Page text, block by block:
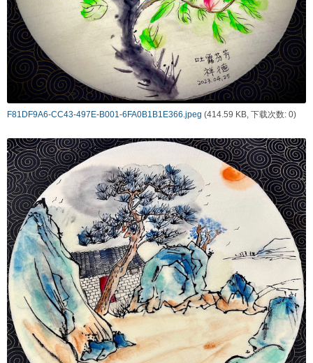
F81DF9A6-CC43-497E-B001-6FA0B1B1E366.jpeg (414.59 KB, 下载次数: 0)